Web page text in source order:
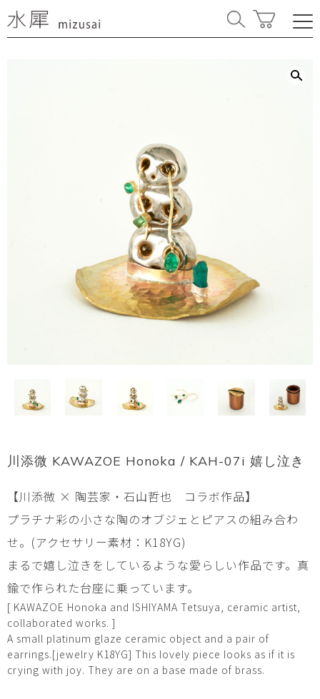
川添微 KAWAZOE Honoka / KAH-07i 嬉し泣き
【川添微 × 陶芸家・石山哲也 コラボ作品】
プラチナ彩の小さな陶のオブジェとピアスの組み合わ
せ。(アクセサリー素材：K18YG)
まるで嬉し泣きをしているような愛らしい作品です。真
鍮で作られた台座に乗っています。
[ KAWAZOE Honoka and ISHIYAMA Tetsuya, ceramic artist,
collaborated works. ]
A small platinum glaze ceramic object and a pair of
earrings.[jewelry K18YG] This lovely piece looks as if it is
crying with joy. They are on a base made of brass.